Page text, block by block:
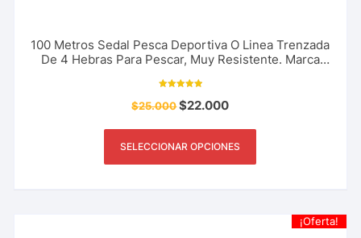
100 Metros Sedal Pesca Deportiva O Linea Trenzada
De 4 Hebras Para Pescar, Muy Resistente. Marca
5.00
de 5
$25.000$22.000
SELECCIONAR OPCIONES
¡Oferta!